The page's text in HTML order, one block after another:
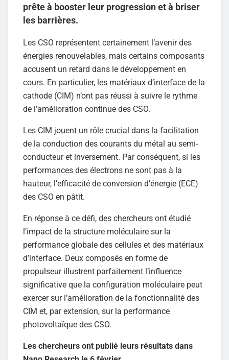
prête à booster leur progression et à briser
les barrières.
Les CSO représentent certainement l’avenir des
énergies renouvelables, mais certains composants
accusent un retard dans le développement en
cours. En particulier, les matériaux d’interface de la
cathode (CIM) n’ont pas réussi à suivre le rythme
de l’amélioration continue des CSO.
Les CIM jouent un rôle crucial dans la facilitation
de la conduction des courants du métal au semi-
conducteur et inversement. Par conséquent, si les
performances des électrons ne sont pas à la
hauteur, l’efficacité de conversion d’énergie (ECE)
des CSO en pâtit.
En réponse à ce défi, des chercheurs ont étudié
l’impact de la structure moléculaire sur la
performance globale des cellules et des matériaux
d’interface. Deux composés en forme de
propulseur illustrent parfaitement l’influence
significative que la configuration moléculaire peut
exercer sur l’amélioration de la fonctionnalité des
CIM et, par extension, sur la performance
photovoltaïque des CSO.
Les chercheurs ont publié leurs résultats dans